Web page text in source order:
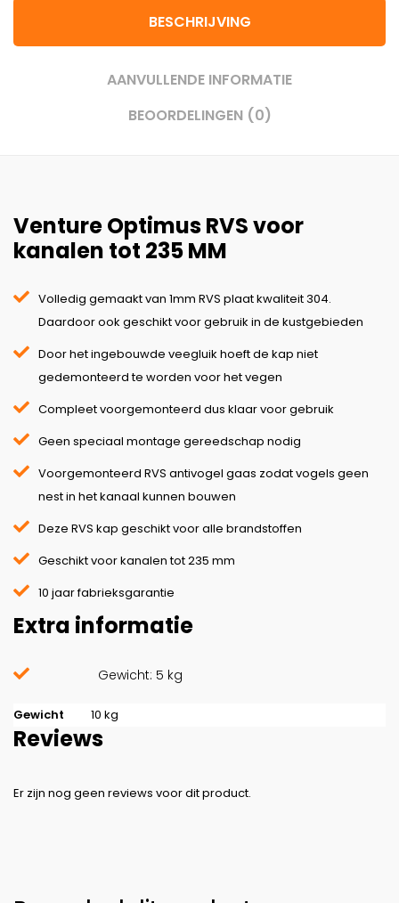
BESCHRIJVING
AANVULLENDE INFORMATIE
BEOORDELINGEN (0)
Venture Optimus RVS voor
kanalen tot 235 MM
Volledig gemaakt van 1mm RVS plaat kwaliteit 304.
Daardoor ook geschikt voor gebruik in de kustgebieden
Door het ingebouwde veegluik hoeft de kap niet
gedemonteerd te worden voor het vegen
Compleet voorgemonteerd dus klaar voor gebruik
Geen speciaal montage gereedschap nodig
Voorgemonteerd RVS antivogel gaas zodat vogels geen
nest in het kanaal kunnen bouwen
Deze RVS kap geschikt voor alle brandstoffen
Geschikt voor kanalen tot 235 mm
10 jaar fabrieksgarantie
Extra informatie
Gewicht: 5 kg
Gewicht 10 kg
Reviews